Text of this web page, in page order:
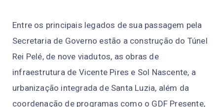
Entre os principais legados de sua passagem pela
Secretaria de Governo estão a construção do Túnel
Rei Pelé, de nove viadutos, as obras de
infraestrutura de Vicente Pires e Sol Nascente, a
urbanização integrada de Santa Luzia, além da
coordenação de programas como o GDF Presente,